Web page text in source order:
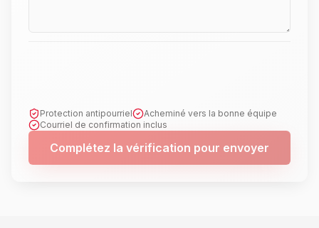
Protection antipourriel
Acheminé vers la bonne équipe
Courriel de confirmation inclus
Complétez la vérification pour envoyer